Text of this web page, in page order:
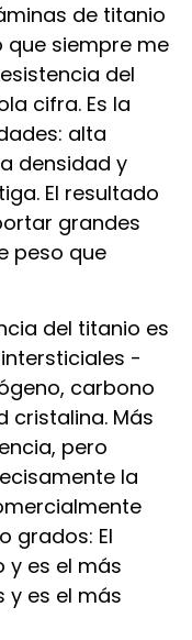
de titanio
que siempre me
del
cifra. Es la
alta
densidad y
El resultado
grandes
peso que
del titanio es
-
carbono
cristalina. Más
pero
la
grados: El
y es el más
y es el más